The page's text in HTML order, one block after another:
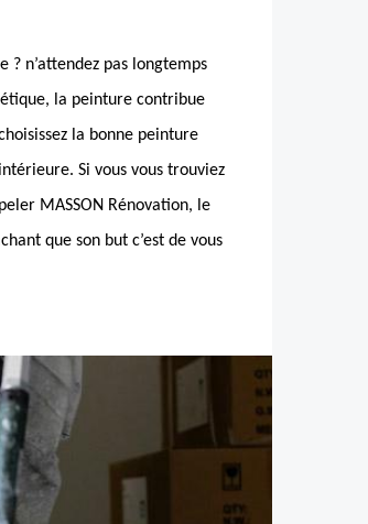
n’attendez pas longtemps
la peinture contribue
la bonne peinture
Si vous vous trouviez
MASSON Rénovation, le
que son but c’est de vous